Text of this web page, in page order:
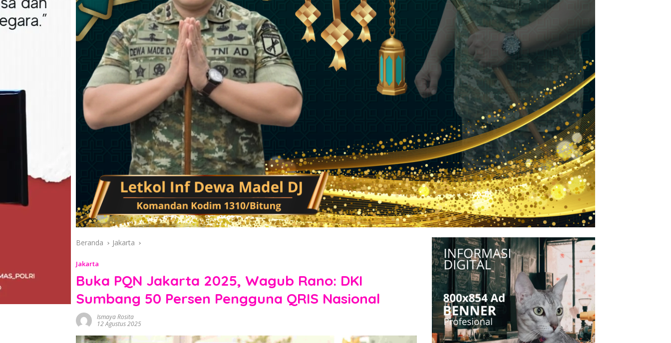
Beranda Jakarta
Jakarta
Buka PQN Jakarta 2025, Wagub Rano: DKI
Sumbang 50 Persen Pengguna QRIS Nasional
Ismaya Rosita
12 Agustus 2025